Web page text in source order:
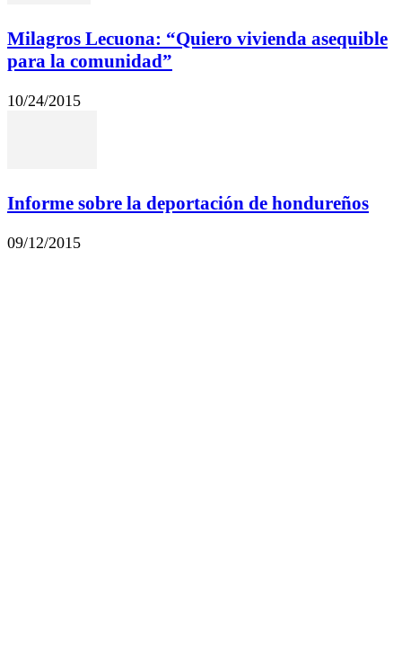
Milagros Lecuona: “Quiero vivienda asequible
para la comunidad”
10/24/2015
Informe sobre la deportación de hondureños
09/12/2015